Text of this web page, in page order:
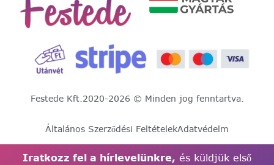
Festede Kft.2020-2026 © Minden jog fenntartva.
Általános Szerződési FeltételekAdatvédelm
Iratkozz fel a hírlevelünkre, és küldjük első